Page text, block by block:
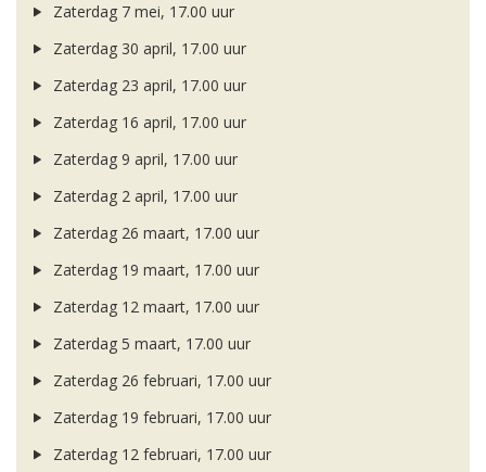
Zaterdag 7 mei, 17.00 uur
Zaterdag 30 april, 17.00 uur
Zaterdag 23 april, 17.00 uur
Zaterdag 16 april, 17.00 uur
Zaterdag 9 april, 17.00 uur
Zaterdag 2 april, 17.00 uur
Zaterdag 26 maart, 17.00 uur
Zaterdag 19 maart, 17.00 uur
Zaterdag 12 maart, 17.00 uur
Zaterdag 5 maart, 17.00 uur
Zaterdag 26 februari, 17.00 uur
Zaterdag 19 februari, 17.00 uur
Zaterdag 12 februari, 17.00 uur